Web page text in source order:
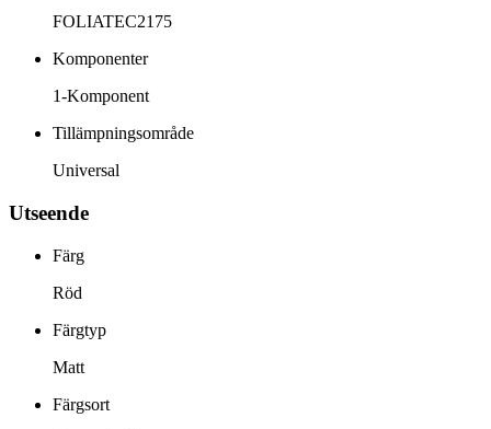
FOLIATEC2175
Komponenter
1-Komponent
Tillämpningsområde
Universal
Utseende
Färg
Röd
Färgtyp
Matt
Färgsort